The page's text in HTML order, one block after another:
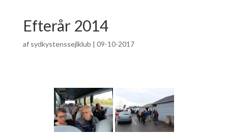
Efterår 2014
af sydkystenssejlklub | 09-10-2017